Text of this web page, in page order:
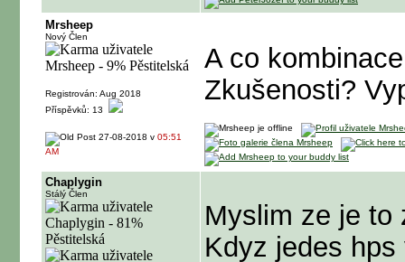
Mrsheep
Nový Člen
Registrován: Aug 2018
Příspěvků: 13
A co
Zkušenosti?
27-08-2018 v 05:51
AM
Chaplygin
Stálý Člen
Myslim ze je to
Kdyz jedes